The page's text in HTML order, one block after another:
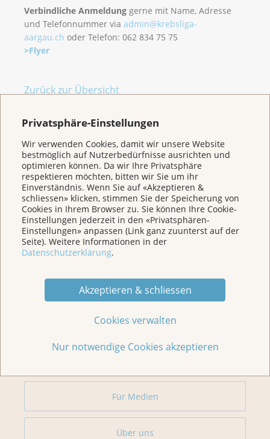
Privatsphäre-Einstellungen
Wir verwenden Cookies, damit wir unsere Website
bestmöglich auf Nutzerbedürfnisse ausrichten und
optimieren können. Da wir Ihre Privatsphäre
respektieren möchten, bitten wir Sie um ihr
Einverständnis. Wenn Sie auf «Akzeptieren &
schliessen» klicken, stimmen Sie der Speicherung von
Cookies in Ihrem Browser zu. Sie können Ihre Cookie-
Einstellungen jederzeit in den «Privatsphären-
Einstellungen» anpassen (Link ganz zuunterst auf der
Seite). Weitere Informationen in der
Datenschutzerklärung.
Akzeptieren & schliessen
Cookies verwalten
Nur notwendige Cookies akzeptieren
Verbindliche Anmeldung gerne mit Name, Adresse
und Telefonnummer via admin@krebsliga-
aargau.ch oder Telefon: 062 834 75 75
>Flyer
Zurück zur Übersicht
Weitere Themen
Für Betroffene & Angehörige
Prävention
Für Medien
Über uns